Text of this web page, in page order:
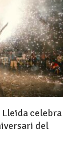
Lleida celebra
del